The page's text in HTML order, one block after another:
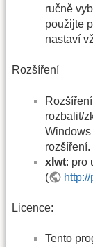
ručně
použijte
nastaví
Rozšíření
rozbalit/
rozšíření.
xlwt: pro
(
Licence:
Tento